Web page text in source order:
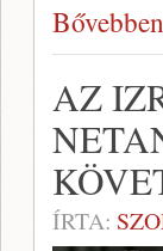
Bővebben
AZ
ÍRTA: